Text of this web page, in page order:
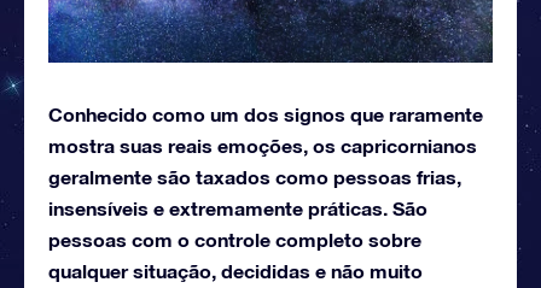
Conhecido como um dos signos que raramente
mostra suas reais emoções, os capricornianos
geralmente são taxados como pessoas frias,
insensíveis e extremamente práticas. São
pessoas com o controle completo sobre
qualquer situação, decididas e não muito